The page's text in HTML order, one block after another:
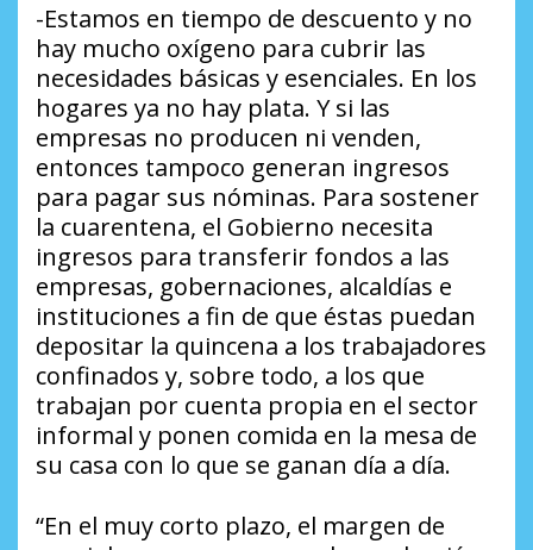
-Estamos en tiempo de descuento y no
hay mucho oxígeno para cubrir las
necesidades básicas y esenciales. En los
hogares ya no hay plata. Y si las
empresas no producen ni venden,
entonces tampoco generan ingresos
para pagar sus nóminas. Para sostener
la cuarentena, el Gobierno necesita
ingresos para transferir fondos a las
empresas, gobernaciones, alcaldías e
instituciones a fin de que éstas puedan
depositar la quincena a los trabajadores
confinados y, sobre todo, a los que
trabajan por cuenta propia en el sector
informal y ponen comida en la mesa de
su casa con lo que se ganan día a día.
“En el muy corto plazo, el margen de